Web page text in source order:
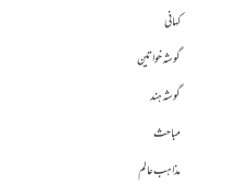
کہانی
گوشہ خواتین
گوشہ ہند
مباحث
مذاہب عالم